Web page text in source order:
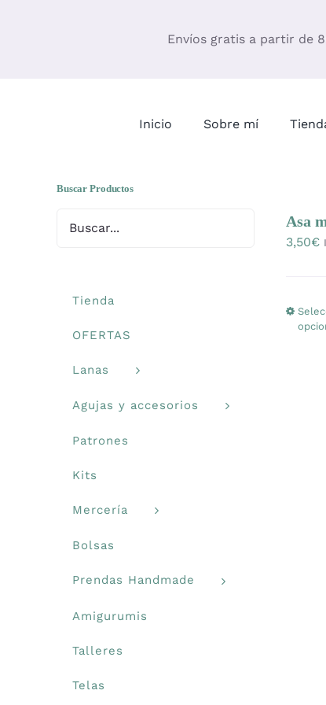
Envíos gratis a partir de
Inicio Sobre mí
Asa
3,50€
Buscar Productos
Tienda
OFERTAS
Lanas
Agujas y accesorios
Patrones
Kits
Mercería
Bolsas
Prendas Handmade
Amigurumis
Talleres
Telas